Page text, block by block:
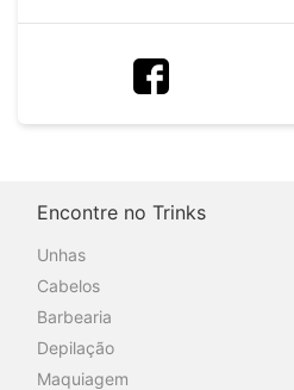
Encontre no Trinks
Unhas
Cabelos
Barbearia
Depilação
Maquiagem